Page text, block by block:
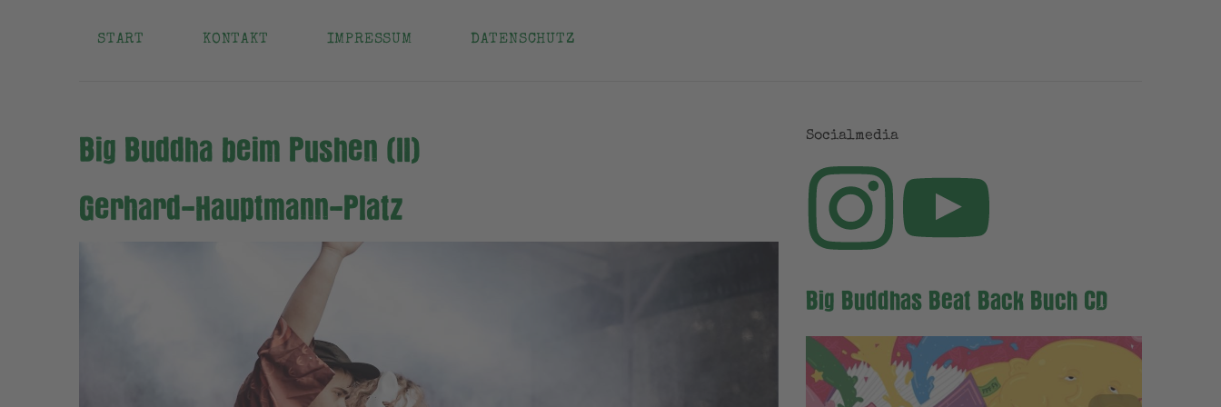
START KONTAKT IMPRESSUM DATENSCHUTZ
Big Buddha beim Pushen (II)
Gerhard-Hauptmann-Platz
Socialmedia
Big Buddhas Beat Back Buch CD